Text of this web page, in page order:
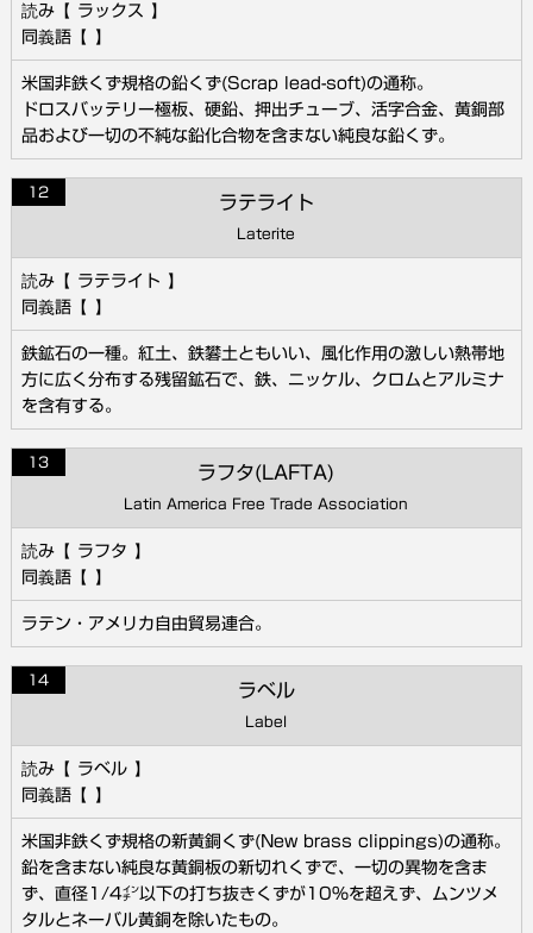
ラックス
米国非鉄くず規格の鉛くず(Scrap lead-soft)の通称。
ドロスバッテリー極板、硬鉛、押出チューブ、活字合金、黄銅部
品および一切の不純な鉛化合物を含まない純良な鉛くず。
12
ラテライト
Laterite
ラテライト
鉄鉱石の一種。紅土、鉄礬土ともいい、風化作用の激しい熱帯地
方に広く分布する残留鉱石で、鉄、ニッケル、クロムとアルミナ
を含有する。
13
ラフタ(LAFTA)
Latin America Free Trade Association
ラフタ
ラテン・アメリカ自由貿易連合。
14
ラベル
Label
ラベル
米国非鉄くず規格の新黄銅くず(New brass clippings)の通称。
鉛を含まない純良な黄銅板の新切れくずで、一切の異物を含ま
ず、直径1/4㌅以下の打ち抜きくずが10％を超えず、ムンツメ
タルとネーバル黄銅を除いたもの。